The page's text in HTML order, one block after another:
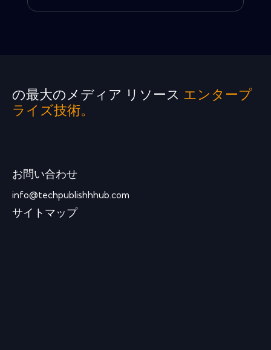
の最大のメディア リソース エンタープ
ライズ技術。
お問い合わせ
info@techpublishhhub.com
サイトマップ